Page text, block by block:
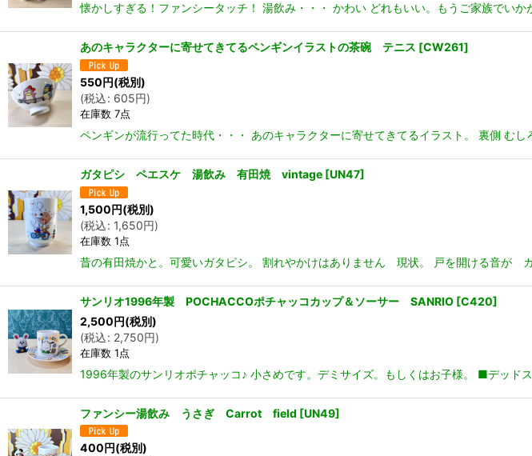
懐かしすぎる！ファンシータッチ！ 湯飲み・・・ かわい どれもいい。もうご家族でい
あのキャラクターに寄せてきてるペンギンイラストの茶碗 テニス [CW261]
550円(税別)
(税込: 605円)
在庫数 7点
ペンギンが流行ってた時代・・・ あのキャラクターに寄せてきてるイラスト。 裏側
ガタピシ ペエスケ 湯飲み 有田焼 vintage [UN47]
1,500円(税別)
(税込: 1,650円)
在庫数 1点
昔の有田焼かと。可愛いガタピシ。 割れやかけはありません 現状。 戸を開ける音が
サンリオ1996年製 POCHACCOポチャッコカップ＆ソーサー SANRIO [C420]
2,500円(税別)
(税込: 2,750円)
在庫数 1点
1996年製のサンリオポチャッコ♪ 小さめです。デミサイズ。もしくはお子様。 ■デッ
ファンシー湯飲み うさぎ Carrot field [UN49]
400円(税別)